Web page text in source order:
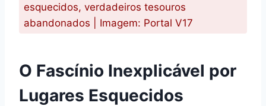
esquecidos, verdadeiros tesouros
abandonados | Imagem: Portal V17
O Fascínio Inexplicável por
Lugares Esquecidos